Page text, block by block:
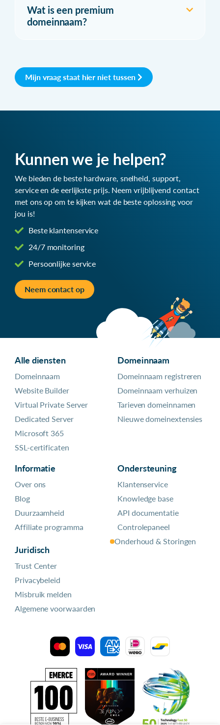
Wat is een premium
domeinnaam?
Mijn vraag staat hier niet tussen
Kunnen we je helpen?
We bieden de beste hardware, snelheid, support,
service en de eerlijkste prijs. Neem vrijblijvend contact
met ons op om te kijken wat de beste oplossing voor
jou is!
Beste klantenservice
24/7 monitoring
Persoonlijke service
Neem contact op
Alle diensten
Domeinnaam
Website Builder
Virtual Private Server
Dedicated Server
Microsoft 365
SSL-certificaten
Domeinnaam
Domeinnaam registreren
Domeinnaam verhuizen
Tarieven domeinnamen
Nieuwe domeinextensies
Informatie
Over ons
Blog
Duurzaamheid
Affiliate programma
Juridisch
Trust Center
Privacybeleid
Misbruik melden
Algemene voorwaarden
Ondersteuning
Klantenservice
Knowledge base
API documentatie
Controlepaneel
Onderhoud & Storingen